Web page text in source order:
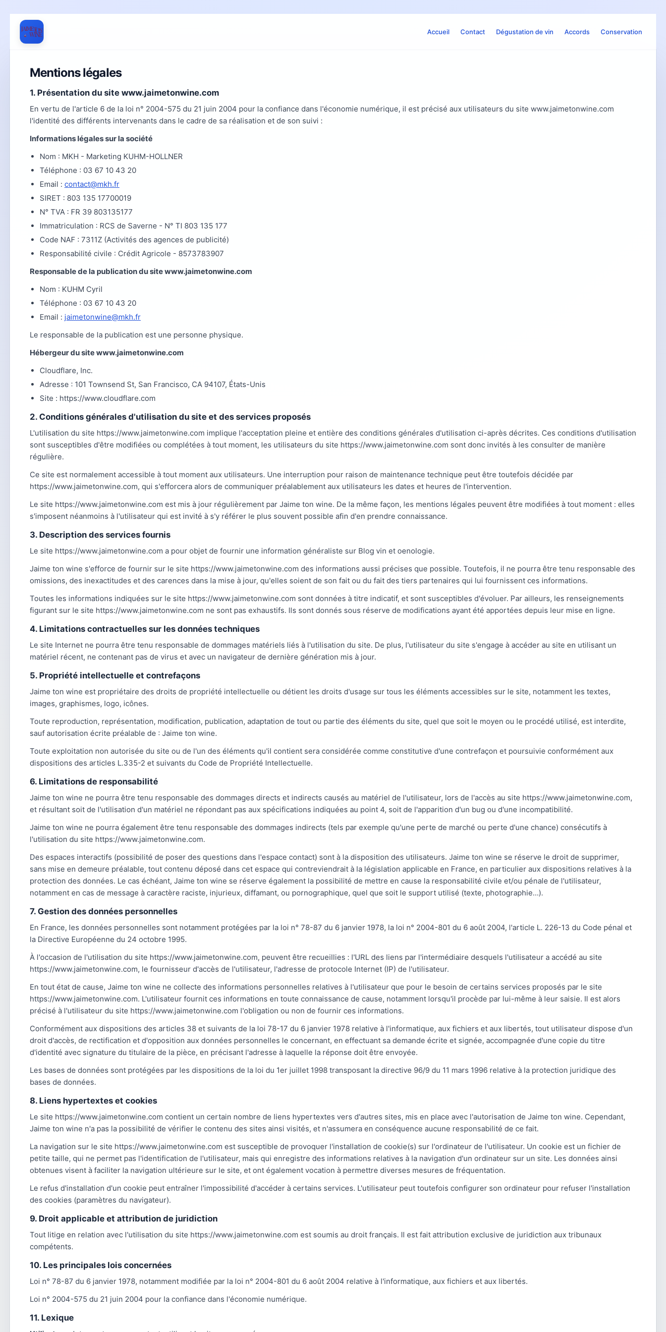
Accueil Contact Dégustation de vin Accords Conservation
Mentions légales
1. Présentation du site www.jaimetonwine.com
En vertu de l'article 6 de la loi n° 2004-575 du 21 juin 2004 pour la confiance dans l'économie numérique, il est précisé aux utilisateurs du site www.jaimetonwine.com
l'identité des différents intervenants dans le cadre de sa réalisation et de son suivi :
Informations légales sur la société
Nom : MKH - Marketing KUHM-HOLLNER
Téléphone : 03 67 10 43 20
Email : contact@mkh.fr
SIRET : 803 135 17700019
N° TVA : FR 39 803135177
Immatriculation : RCS de Saverne - N° TI 803 135 177
Code NAF : 7311Z (Activités des agences de publicité)
Responsabilité civile : Crédit Agricole - 8573783907
Responsable de la publication du site www.jaimetonwine.com
Nom : KUHM Cyril
Téléphone : 03 67 10 43 20
Email : jaimetonwine@mkh.fr
Le responsable de la publication est une personne physique.
Hébergeur du site www.jaimetonwine.com
Cloudflare, Inc.
Adresse : 101 Townsend St, San Francisco, CA 94107, États-Unis
Site : https://www.cloudflare.com
2. Conditions générales d'utilisation du site et des services proposés
L'utilisation du site https://www.jaimetonwine.com implique l'acceptation pleine et entière des conditions générales d'utilisation ci-après décrites. Ces conditions d'utilisation
sont susceptibles d'être modifiées ou complétées à tout moment, les utilisateurs du site https://www.jaimetonwine.com sont donc invités à les consulter de manière
régulière.
Ce site est normalement accessible à tout moment aux utilisateurs. Une interruption pour raison de maintenance technique peut être toutefois décidée par
https://www.jaimetonwine.com, qui s'efforcera alors de communiquer préalablement aux utilisateurs les dates et heures de l'intervention.
Le site https://www.jaimetonwine.com est mis à jour régulièrement par Jaime ton wine. De la même façon, les mentions légales peuvent être modifiées à tout moment : elles
s'imposent néanmoins à l'utilisateur qui est invité à s'y référer le plus souvent possible afin d'en prendre connaissance.
3. Description des services fournis
Le site https://www.jaimetonwine.com a pour objet de fournir une information généraliste sur Blog vin et oenologie.
Jaime ton wine s'efforce de fournir sur le site https://www.jaimetonwine.com des informations aussi précises que possible. Toutefois, il ne pourra être tenu responsable des
omissions, des inexactitudes et des carences dans la mise à jour, qu'elles soient de son fait ou du fait des tiers partenaires qui lui fournissent ces informations.
Toutes les informations indiquées sur le site https://www.jaimetonwine.com sont données à titre indicatif, et sont susceptibles d'évoluer. Par ailleurs, les renseignements
figurant sur le site https://www.jaimetonwine.com ne sont pas exhaustifs. Ils sont donnés sous réserve de modifications ayant été apportées depuis leur mise en ligne.
4. Limitations contractuelles sur les données techniques
Le site Internet ne pourra être tenu responsable de dommages matériels liés à l'utilisation du site. De plus, l'utilisateur du site s'engage à accéder au site en utilisant un
matériel récent, ne contenant pas de virus et avec un navigateur de dernière génération mis à jour.
5. Propriété intellectuelle et contrefaçons
Jaime ton wine est propriétaire des droits de propriété intellectuelle ou détient les droits d'usage sur tous les éléments accessibles sur le site, notamment les textes,
images, graphismes, logo, icônes.
Toute reproduction, représentation, modification, publication, adaptation de tout ou partie des éléments du site, quel que soit le moyen ou le procédé utilisé, est interdite,
sauf autorisation écrite préalable de : Jaime ton wine.
Toute exploitation non autorisée du site ou de l'un des éléments qu'il contient sera considérée comme constitutive d'une contrefaçon et poursuivie conformément aux
dispositions des articles L.335-2 et suivants du Code de Propriété Intellectuelle.
6. Limitations de responsabilité
Jaime ton wine ne pourra être tenu responsable des dommages directs et indirects causés au matériel de l'utilisateur, lors de l'accès au site https://www.jaimetonwine.com,
et résultant soit de l'utilisation d'un matériel ne répondant pas aux spécifications indiquées au point 4, soit de l'apparition d'un bug ou d'une incompatibilité.
Jaime ton wine ne pourra également être tenu responsable des dommages indirects (tels par exemple qu'une perte de marché ou perte d'une chance) consécutifs à
l'utilisation du site https://www.jaimetonwine.com.
Des espaces interactifs (possibilité de poser des questions dans l'espace contact) sont à la disposition des utilisateurs. Jaime ton wine se réserve le droit de supprimer,
sans mise en demeure préalable, tout contenu déposé dans cet espace qui contreviendrait à la législation applicable en France, en particulier aux dispositions relatives à la
protection des données. Le cas échéant, Jaime ton wine se réserve également la possibilité de mettre en cause la responsabilité civile et/ou pénale de l'utilisateur,
notamment en cas de message à caractère raciste, injurieux, diffamant, ou pornographique, quel que soit le support utilisé (texte, photographie…).
7. Gestion des données personnelles
En France, les données personnelles sont notamment protégées par la loi n° 78-87 du 6 janvier 1978, la loi n° 2004-801 du 6 août 2004, l'article L. 226-13 du Code pénal et
la Directive Européenne du 24 octobre 1995.
À l'occasion de l'utilisation du site https://www.jaimetonwine.com, peuvent être recueillies : l'URL des liens par l'intermédiaire desquels l'utilisateur a accédé au site
https://www.jaimetonwine.com, le fournisseur d'accès de l'utilisateur, l'adresse de protocole Internet (IP) de l'utilisateur.
En tout état de cause, Jaime ton wine ne collecte des informations personnelles relatives à l'utilisateur que pour le besoin de certains services proposés par le site
https://www.jaimetonwine.com. L'utilisateur fournit ces informations en toute connaissance de cause, notamment lorsqu'il procède par lui-même à leur saisie. Il est alors
précisé à l'utilisateur du site https://www.jaimetonwine.com l'obligation ou non de fournir ces informations.
Conformément aux dispositions des articles 38 et suivants de la loi 78-17 du 6 janvier 1978 relative à l'informatique, aux fichiers et aux libertés, tout utilisateur dispose d'un
droit d'accès, de rectification et d'opposition aux données personnelles le concernant, en effectuant sa demande écrite et signée, accompagnée d'une copie du titre
d'identité avec signature du titulaire de la pièce, en précisant l'adresse à laquelle la réponse doit être envoyée.
Les bases de données sont protégées par les dispositions de la loi du 1er juillet 1998 transposant la directive 96/9 du 11 mars 1996 relative à la protection juridique des
bases de données.
8. Liens hypertextes et cookies
Le site https://www.jaimetonwine.com contient un certain nombre de liens hypertextes vers d'autres sites, mis en place avec l'autorisation de Jaime ton wine. Cependant,
Jaime ton wine n'a pas la possibilité de vérifier le contenu des sites ainsi visités, et n'assumera en conséquence aucune responsabilité de ce fait.
La navigation sur le site https://www.jaimetonwine.com est susceptible de provoquer l'installation de cookie(s) sur l'ordinateur de l'utilisateur. Un cookie est un fichier de
petite taille, qui ne permet pas l'identification de l'utilisateur, mais qui enregistre des informations relatives à la navigation d'un ordinateur sur un site. Les données ainsi
obtenues visent à faciliter la navigation ultérieure sur le site, et ont également vocation à permettre diverses mesures de fréquentation.
Le refus d'installation d'un cookie peut entraîner l'impossibilité d'accéder à certains services. L'utilisateur peut toutefois configurer son ordinateur pour refuser l'installation
des cookies (paramètres du navigateur).
9. Droit applicable et attribution de juridiction
Tout litige en relation avec l'utilisation du site https://www.jaimetonwine.com est soumis au droit français. Il est fait attribution exclusive de juridiction aux tribunaux
compétents.
10. Les principales lois concernées
Loi n° 78-87 du 6 janvier 1978, notamment modifiée par la loi n° 2004-801 du 6 août 2004 relative à l'informatique, aux fichiers et aux libertés.
Loi n° 2004-575 du 21 juin 2004 pour la confiance dans l'économie numérique.
11. Lexique